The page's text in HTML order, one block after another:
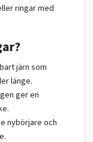
ringar med
järn som
länge.
ger en
nybörjare och